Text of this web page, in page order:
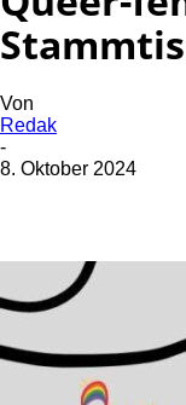
Von
Redak
-
8. Oktober 2024